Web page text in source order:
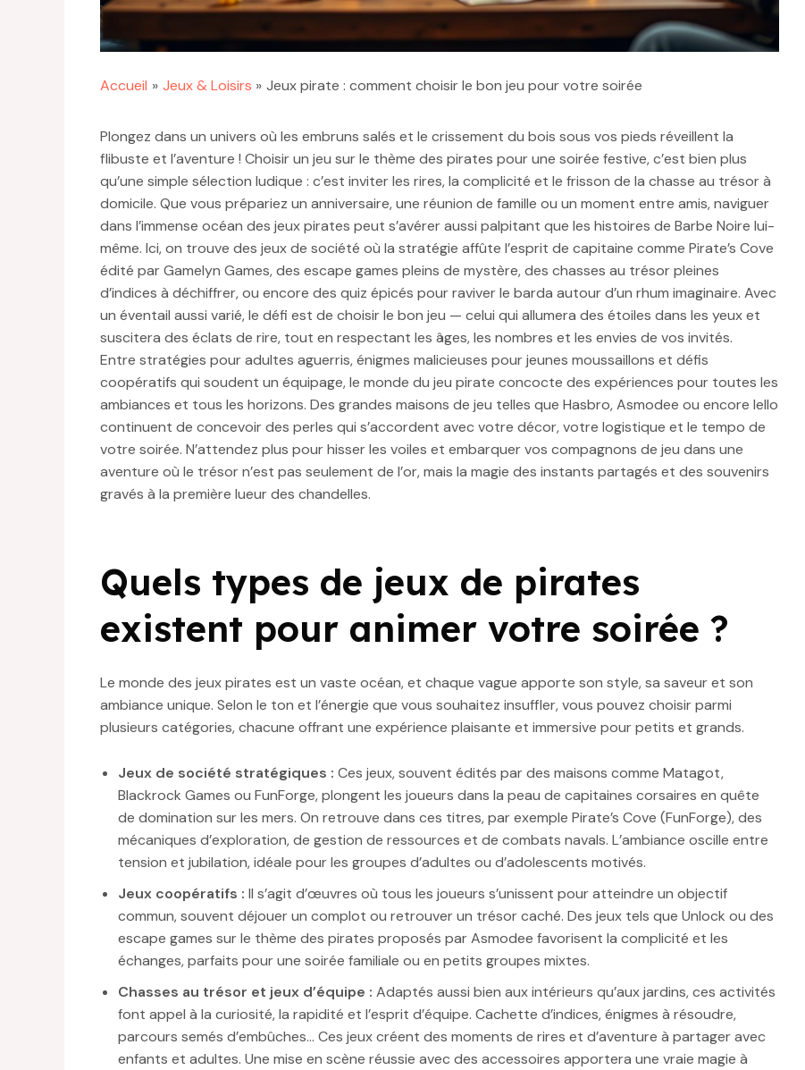
Accueil Jeux & Loisirs Jeux pirate : comment choisir le bon jeu pour votre soirée
Plongez dans un univers où les embruns salés et le crissement du bois sous vos pieds réveillent la
flibuste et l’aventure ! Choisir un jeu sur le thème des pirates pour une soirée festive, c’est bien plus
qu’une simple sélection ludique : c’est inviter les rires, la complicité et le frisson de la chasse au trésor à
domicile. Que vous prépariez un anniversaire, une réunion de famille ou un moment entre amis, naviguer
dans l’immense océan des jeux pirates peut s’avérer aussi palpitant que les histoires de Barbe Noire lui-
même. Ici, on trouve des jeux de société où la stratégie affûte l’esprit de capitaine comme Pirate’s Cove
édité par Gamelyn Games, des escape games pleins de mystère, des chasses au trésor pleines
d’indices à déchiffrer, ou encore des quiz épicés pour raviver le barda autour d’un rhum imaginaire. Avec
un éventail aussi varié, le défi est de choisir le bon jeu — celui qui allumera des étoiles dans les yeux et
suscitera des éclats de rire, tout en respectant les âges, les nombres et les envies de vos invités.
Entre stratégies pour adultes aguerris, énigmes malicieuses pour jeunes moussaillons et défis
coopératifs qui soudent un équipage, le monde du jeu pirate concocte des expériences pour toutes les
ambiances et tous les horizons. Des grandes maisons de jeu telles que Hasbro, Asmodee ou encore Iello
continuent de concevoir des perles qui s’accordent avec votre décor, votre logistique et le tempo de
votre soirée. N’attendez plus pour hisser les voiles et embarquer vos compagnons de jeu dans une
aventure où le trésor n’est pas seulement de l’or, mais la magie des instants partagés et des souvenirs
gravés à la première lueur des chandelles.
Quels types de jeux de pirates
existent pour animer votre soirée ?
Le monde des jeux pirates est un vaste océan, et chaque vague apporte son style, sa saveur et son
ambiance unique. Selon le ton et l’énergie que vous souhaitez insuffler, vous pouvez choisir parmi
plusieurs catégories, chacune offrant une expérience plaisante et immersive pour petits et grands.
Jeux de société stratégiques : Ces jeux, souvent édités par des maisons comme Matagot,
Blackrock Games ou FunForge, plongent les joueurs dans la peau de capitaines corsaires en quête
de domination sur les mers. On retrouve dans ces titres, par exemple Pirate’s Cove (FunForge), des
mécaniques d’exploration, de gestion de ressources et de combats navals. L’ambiance oscille entre
tension et jubilation, idéale pour les groupes d’adultes ou d’adolescents motivés.
Jeux coopératifs : Il s’agit d’œuvres où tous les joueurs s’unissent pour atteindre un objectif
commun, souvent déjouer un complot ou retrouver un trésor caché. Des jeux tels que Unlock ou des
escape games sur le thème des pirates proposés par Asmodee favorisent la complicité et les
échanges, parfaits pour une soirée familiale ou en petits groupes mixtes.
Chasses au trésor et jeux d’équipe : Adaptés aussi bien aux intérieurs qu’aux jardins, ces activités
font appel à la curiosité, la rapidité et l’esprit d’équipe. Cachette d’indices, énigmes à résoudre,
parcours semés d’embûches… Ces jeux créent des moments de rires et d’aventure à partager avec
enfants et adultes. Une mise en scène réussie avec des accessoires apportera une vraie magie à